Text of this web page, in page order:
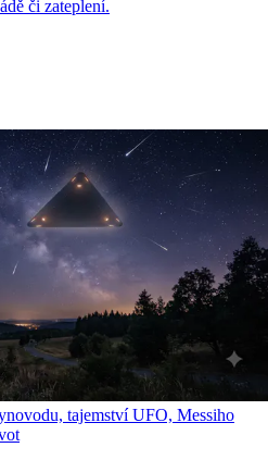
či zateplení.
tajemství UFO, Messiho